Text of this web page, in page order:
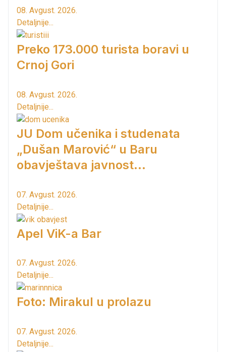
08. Avgust. 2026.
Detaljnije...
Preko 173.000 turista boravi u
Crnoj Gori
08. Avgust. 2026.
Detaljnije...
JU Dom učenika i studenata
„Dušan Marović“ u Baru
obavještava javnost...
07. Avgust. 2026.
Detaljnije...
Apel ViK-a Bar
07. Avgust. 2026.
Detaljnije...
Foto: Mirakul u prolazu
07. Avgust. 2026.
Detaljnije...